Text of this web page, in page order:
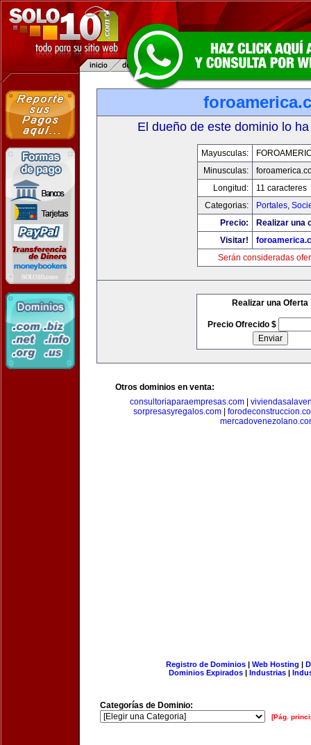
El dueño de este dominio lo
Mayusculas:
Minusculas:
Longitud:
11 caracteres
Categorias:
Portales,
Precio:
Realizar una
Visitar!
Serán consideradas
Realizar una Oferta
Precio Ofrecido $
Otros dominios en venta:
consultoriaparaempresas.com|
sorpresasyregalos.com|
Registro de Dominios| Web Hosting |
Dominios Expirados | Industrias |
Categorías de Dominio:
[Pág.